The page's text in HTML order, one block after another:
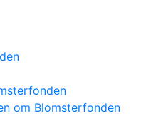
om Blomsterfonden